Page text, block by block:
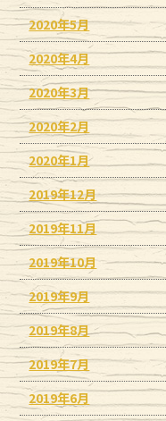
2020年5月
2020年4月
2020年3月
2020年2月
2020年1月
2019年12月
2019年11月
2019年10月
2019年9月
2019年8月
2019年7月
2019年6月